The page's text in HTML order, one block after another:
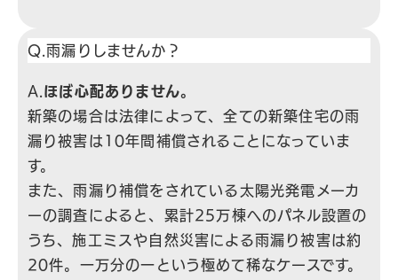
Q.雨漏りしませんか？
A. ほぼ心配ありません。
新築の場合は法律によって、全ての新築住宅の雨
漏り被害は10年間補償されることになっていま
す。
また、雨漏り補償をされている太陽光発電メーカ
ーの調査によると、累計25万棟へのパネル設置の
うち、施工ミスや自然災害による雨漏り被害は約
20件。一万分の一という極めて稀なケースです。